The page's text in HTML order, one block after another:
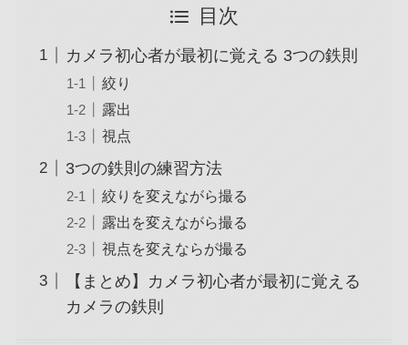
目次
カメラ初心者が最初に覚える 3つの鉄則
絞り
露出
視点
3つの鉄則の練習方法
絞りを変えながら撮る
露出を変えながら撮る
視点を変えならが撮る
【まとめ】カメラ初心者が最初に覚える
カメラの鉄則